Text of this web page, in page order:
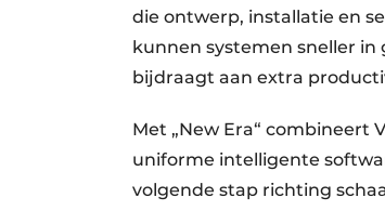
die ontwerp, installatie en
kunnen systemen sneller
bijdraagt aan extra
Met „New Era“ combineert
uniforme intelligente
volgende stap richting